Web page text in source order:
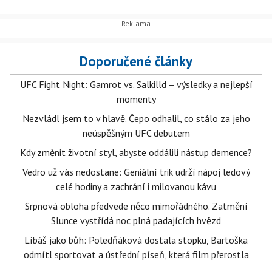
Doporučené články
UFC Fight Night: Gamrot vs. Salkilld – výsledky a nejlepší
momenty
Nezvládl jsem to v hlavě. Čepo odhalil, co stálo za jeho
neúspěšným UFC debutem
Kdy změnit životní styl, abyste oddálili nástup demence?
Vedro už vás nedostane: Geniální trik udrží nápoj ledový
celé hodiny a zachrání i milovanou kávu
Srpnová obloha předvede něco mimořádného. Zatmění
Slunce vystřídá noc plná padajících hvězd
Líbáš jako bůh: Poledňáková dostala stopku, Bartoška
odmítl sportovat a ústřední píseň, která film přerostla